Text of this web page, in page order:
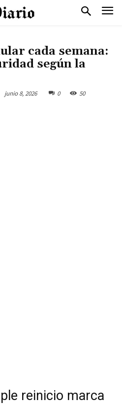
cada semana:
según la
junio 8, 2026 0 50
reinicio marca